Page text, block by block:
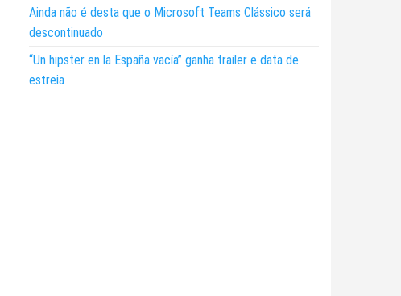
Ainda não é desta que o Microsoft Teams Clássico será
descontinuado
“Un hipster en la España vacía” ganha trailer e data de
estreia